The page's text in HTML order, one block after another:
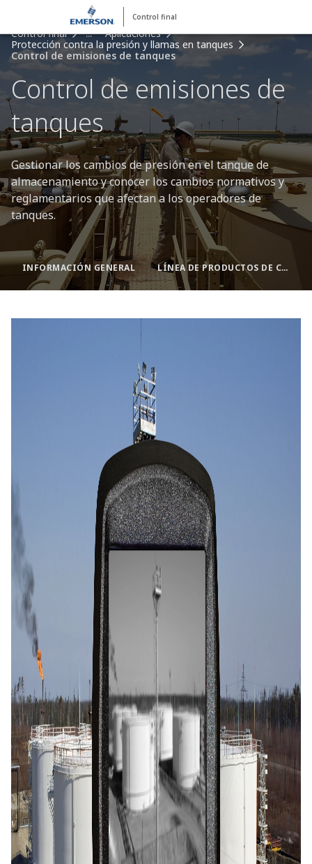
Control final
Control final ...
Aplicaciones
Protección contra la presión y llamas en tanques
Control de emisiones de tanques
Control de emisiones de
tanques
Gestionar los cambios de presión en el tanque de
almacenamiento y conocer los cambios normativos y
reglamentarios que afectan a los operadores de
tanques.
INFORMACIÓN GENERAL LÍNEA DE PRODUCTOS DE CONTROL DE EMISIONES DE EMERSON